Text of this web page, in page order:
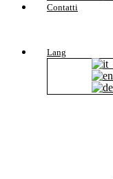
Contatti
Lang